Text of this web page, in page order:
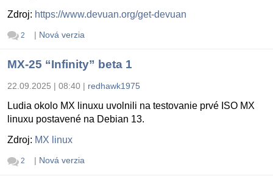
Zdroj: https://www.devuan.org/get-devuan
2 | Nová verzia
MX-25 “Infinity” beta 1
22.09.2025 | 08:40 | redhawk1975
Ludia okolo MX linuxu uvolnili na testovanie prvé ISO MX
linuxu postavené na Debian 13.
Zdroj: MX linux
2 | Nová verzia